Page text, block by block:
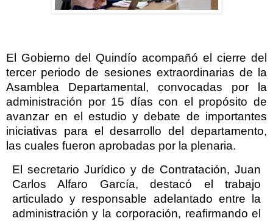
El Gobierno del Quindío acompañó el cierre del
tercer periodo de sesiones extraordinarias de la
Asamblea Departamental, convocadas por la
administración por 15 días con el propósito de
avanzar en el estudio y debate de importantes
iniciativas para el desarrollo del departamento,
las cuales fueron aprobadas por la plenaria.
El secretario Jurídico y de Contratación, Juan
Carlos Alfaro García, destacó el trabajo
articulado y responsable adelantado entre la
administración y la corporación, reafirmando el